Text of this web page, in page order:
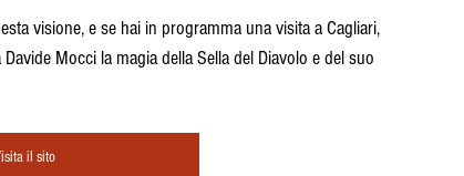
visione, e se hai in programma una visita a Cagliari,
Mocci la magia della Sella del Diavolo e del suo
il sito